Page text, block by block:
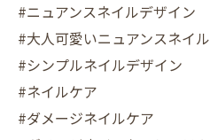
#ニュアンスネイルデザイン
#大人可愛いニュアンスネイル
#シンプルネイルデザイン
#ネイルケア
#ダメージネイルケア